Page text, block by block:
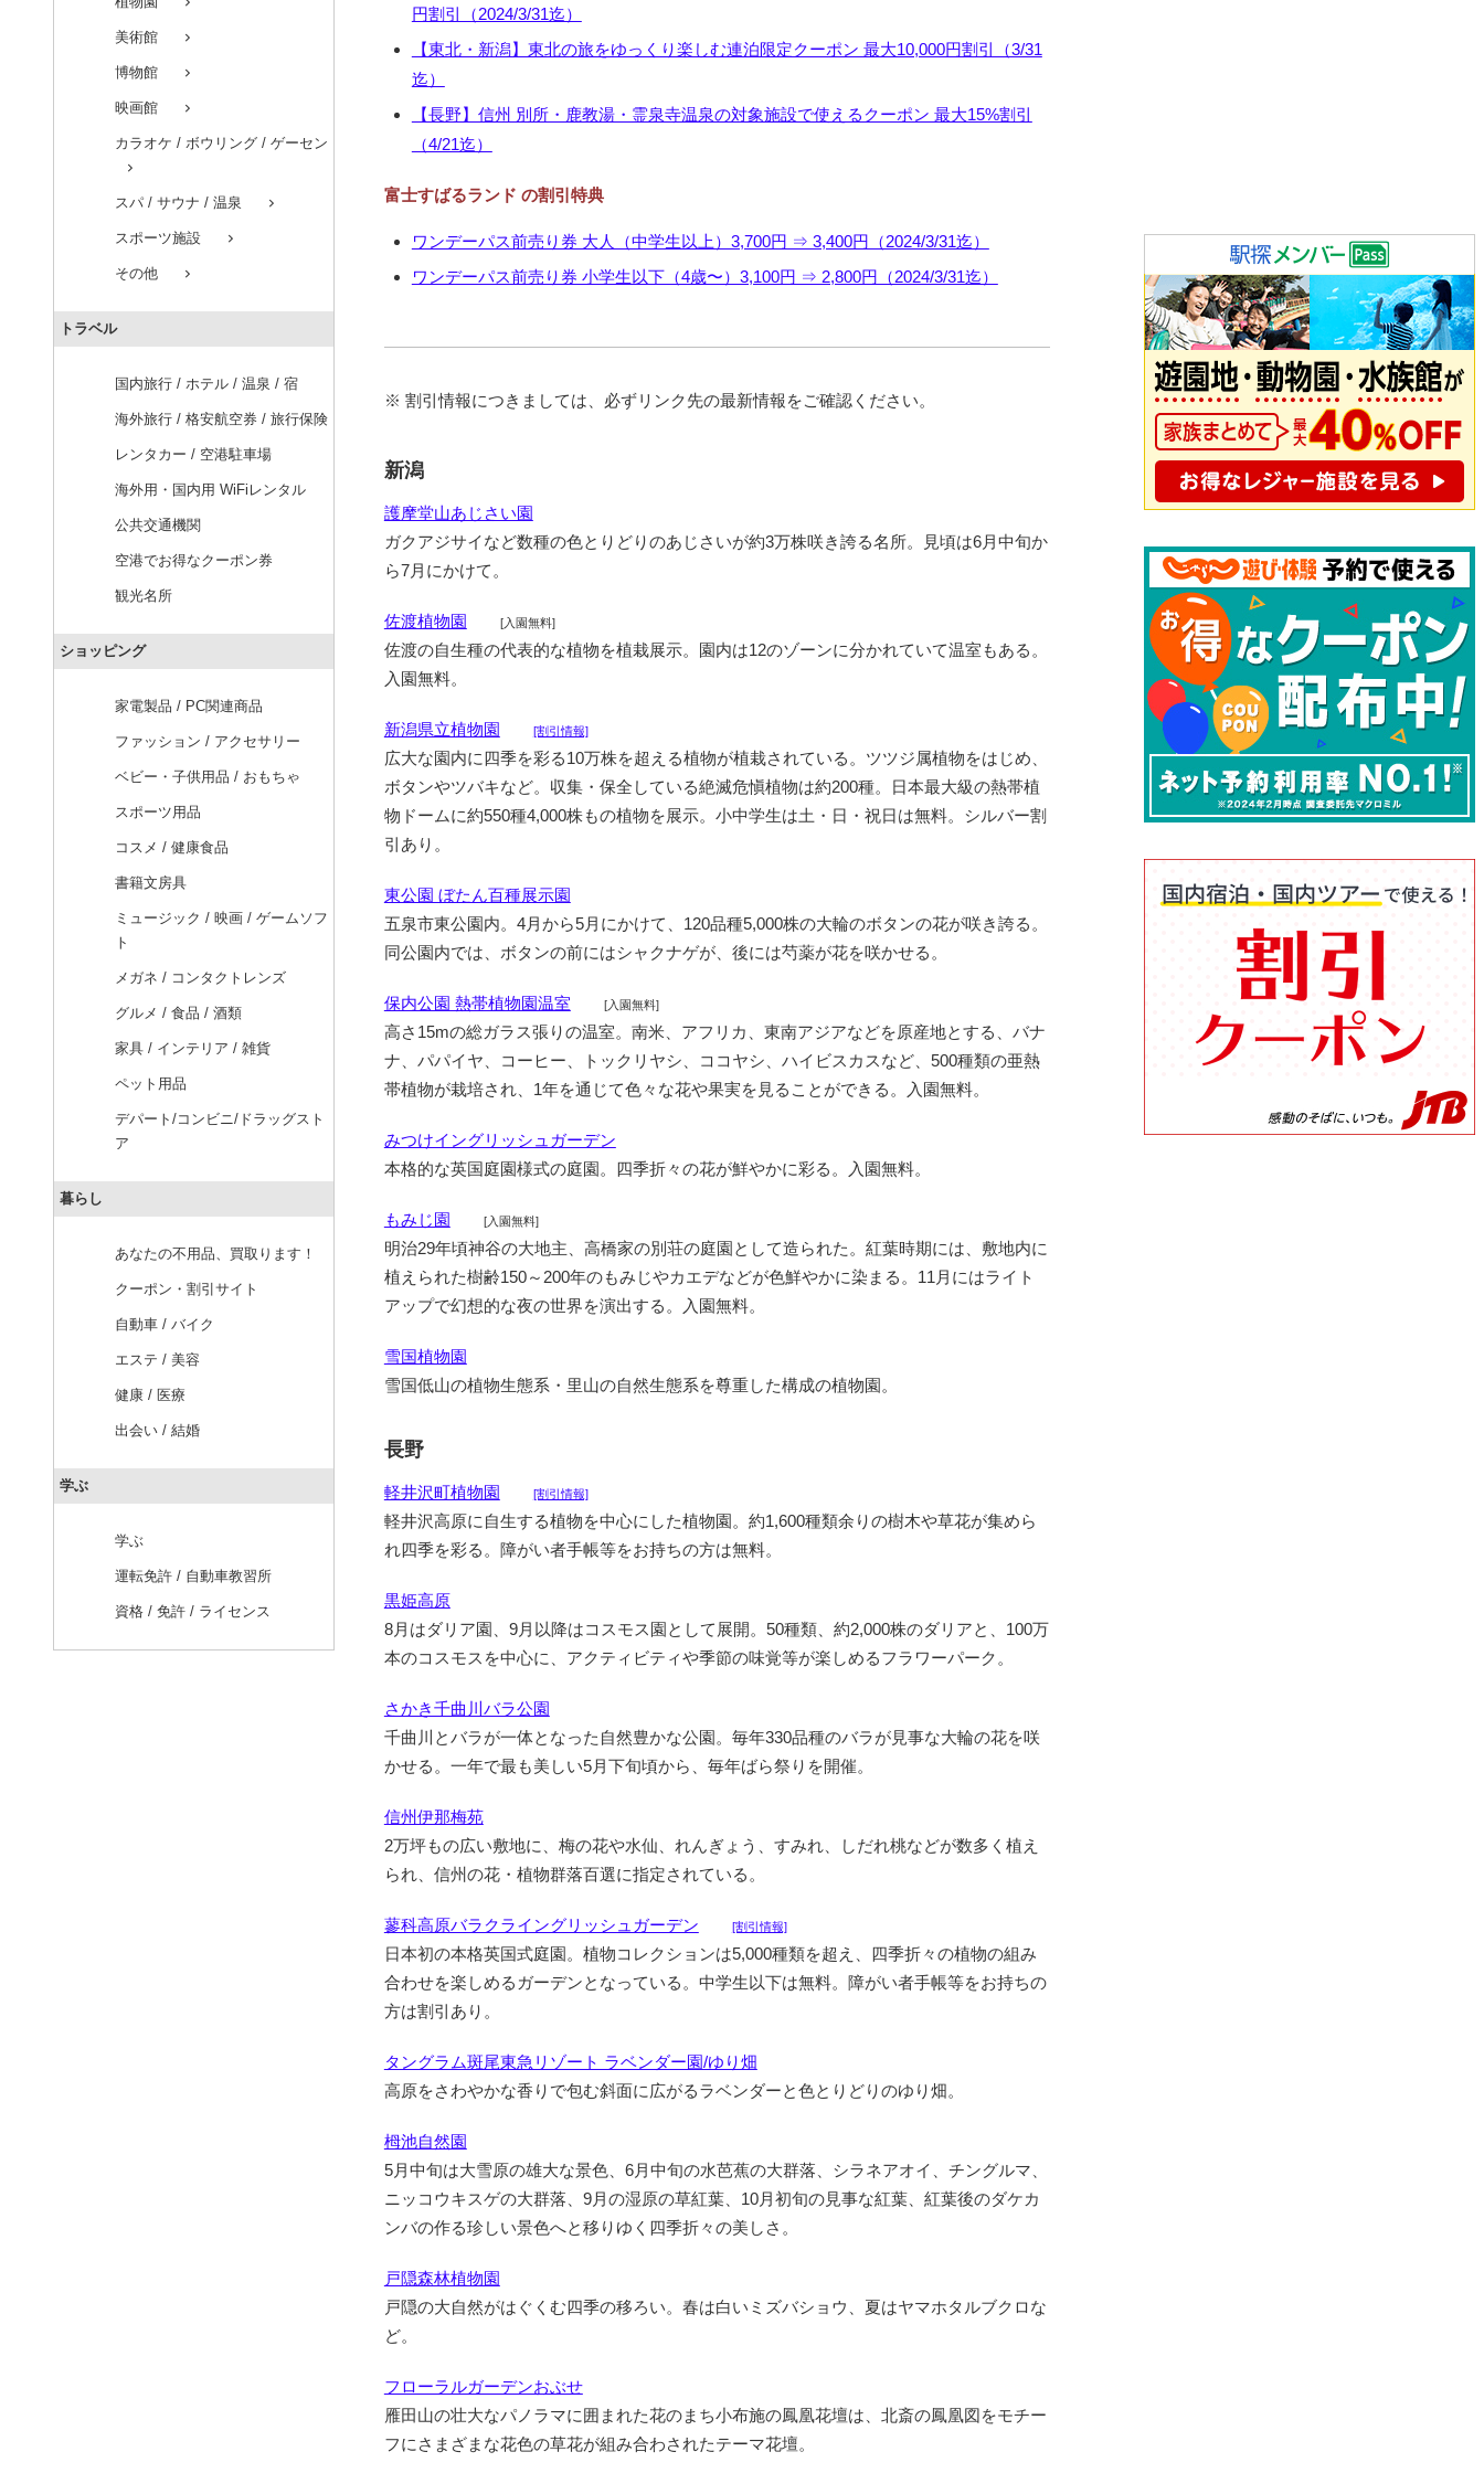
美術館 chevron_right
博物館 chevron_right
映画館 chevron_right
カラオケ / ボウリング / ゲーセン
chevron_right
スパ / サウナ / 温泉 chevron_right
スポーツ施設 chevron_right
その他 chevron_right
トラベル
国内旅行 / ホテル / 温泉 / 宿
海外旅行 / 格安航空券 / 旅行保険
レンタカー / 空港駐車場
海外用・国内用 WiFiレンタル
公共交通機関
空港でお得なクーポン券
観光名所
ショッピング
家電製品 / PC関連商品
ファッション / アクセサリー
ベビー・子供用品 / おもちゃ
スポーツ用品
コスメ / 健康食品
書籍文房具
ミュージック / 映画 / ゲームソフ
ト
メガネ / コンタクトレンズ
グルメ / 食品 / 酒類
家具 / インテリア / 雑貨
ペット用品
デパート/コンビニ/ドラッグスト
ア
暮らし
あなたの不用品、買取ります！
クーポン・割引サイト
自動車 / バイク
エステ / 美容
健康 / 医療
出会い / 結婚
学ぶ
学ぶ
運転免許 / 自動車教習所
資格 / 免許 / ライセンス
円割引（2024/3/31迄）
【東北・新潟】東北の旅をゆっくり楽しむ連泊限定クーポン 最大10,000円割引（3/31
迄）
【長野】信州 別所・鹿教湯・霊泉寺温泉の対象施設で使えるクーポン 最大15%割引
（4/21迄）
富士すばるランド の割引特典
ワンデーパス前売り券 大人（中学生以上）3,700円 ⇒ 3,400円（2024/3/31迄）
ワンデーパス前売り券 小学生以下（4歳〜）3,100円 ⇒ 2,800円（2024/3/31迄）
※ 割引情報につきましては、必ずリンク先の最新情報をご確認ください。
新潟
護摩堂山あじさい園
ガクアジサイなど数種の色とりどりのあじさいが約3万株咲き誇る名所。見頃は6月中旬か
ら7月にかけて。
佐渡植物園 [入園無料]
佐渡の自生種の代表的な植物を植栽展示。園内は12のゾーンに分かれていて温室もある。
入園無料。
新潟県立植物園 [割引情報]
広大な園内に四季を彩る10万株を超える植物が植栽されている。ツツジ属植物をはじめ、
ボタンやツバキなど。収集・保全している絶滅危愼植物は約200種。日本最大級の熱帯植
物ドームに約550種4,000株もの植物を展示。小中学生は土・日・祝日は無料。シルバー割
引あり。
東公園 ぼたん百種展示園
五泉市東公園内。4月から5月にかけて、120品種5,000株の大輪のボタンの花が咲き誇る。
同公園内では、ボタンの前にはシャクナゲが、後には芍薬が花を咲かせる。
保内公園 熱帯植物園温室 [入園無料]
高さ15mの総ガラス張りの温室。南米、アフリカ、東南アジアなどを原産地とする、バナ
ナ、パパイヤ、コーヒー、トックリヤシ、ココヤシ、ハイビスカスなど、500種類の亜熱
帯植物が栽培され、1年を通じて色々な花や果実を見ることができる。入園無料。
みつけイングリッシュガーデン
本格的な英国庭園様式の庭園。四季折々の花が鮮やかに彩る。入園無料。
もみじ園 [入園無料]
明治29年頃神谷の大地主、高橋家の別荘の庭園として造られた。紅葉時期には、敷地内に
植えられた樹齢150～200年のもみじやカエデなどが色鮮やかに染まる。11月にはライト
アップで幻想的な夜の世界を演出する。入園無料。
雪国植物園
雪国低山の植物生態系・里山の自然生態系を尊重した構成の植物園。
長野
軽井沢町植物園 [割引情報]
軽井沢高原に自生する植物を中心にした植物園。約1,600種類余りの樹木や草花が集めら
れ四季を彩る。障がい者手帳等をお持ちの方は無料。
黒姫高原
8月はダリア園、9月以降はコスモス園として展開。50種類、約2,000株のダリアと、100万
本のコスモスを中心に、アクティビティや季節の味覚等が楽しめるフラワーパーク。
さかき千曲川バラ公園
千曲川とバラが一体となった自然豊かな公園。毎年330品種のバラが見事な大輪の花を咲
かせる。一年で最も美しい5月下旬頃から、毎年ばら祭りを開催。
信州伊那梅苑
2万坪もの広い敷地に、梅の花や水仙、れんぎょう、すみれ、しだれ桃などが数多く植え
られ、信州の花・植物群落百選に指定されている。
蓼科高原バラクライングリッシュガーデン [割引情報]
日本初の本格英国式庭園。植物コレクションは5,000種類を超え、四季折々の植物の組み
合わせを楽しめるガーデンとなっている。中学生以下は無料。障がい者手帳等をお持ちの
方は割引あり。
タングラム斑尾東急リゾート ラベンダー園/ゆり畑
高原をさわやかな香りで包む斜面に広がるラベンダーと色とりどりのゆり畑。
栂池自然園
5月中旬は大雪原の雄大な景色、6月中旬の水芭蕉の大群落、シラネアオイ、チングルマ、
ニッコウキスゲの大群落、9月の湿原の草紅葉、10月初旬の見事な紅葉、紅葉後のダケカ
ンバの作る珍しい景色へと移りゆく四季折々の美しさ。
戸隠森林植物園
戸隠の大自然がはぐくむ四季の移ろい。春は白いミズバショウ、夏はヤマホタルブクロな
ど。
フローラルガーデンおぶせ
雁田山の壮大なパノラマに囲まれた花のまち小布施の鳳凰花壇は、北斎の鳳凰図をモチー
フにさまざまな花色の草花が組み合わされたテーマ花壇。